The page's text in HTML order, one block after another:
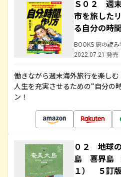
Ｓ０２ 週
市を旅した
る自分の時
BOOKS 旅の読
2022.07.21 発売
働きながら週末海外旅行を楽しむ
人生を充実させるための“自分の
ン！
０２ 地球
島 喜界島
１） ５訂